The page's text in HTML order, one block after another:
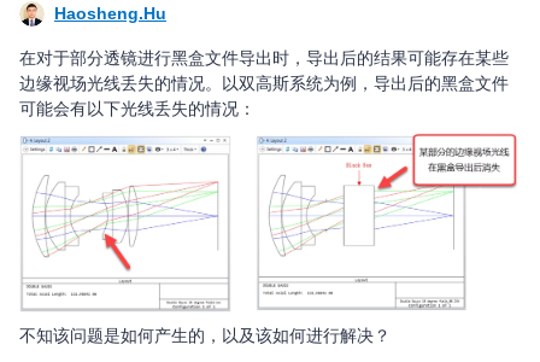
Haosheng.Hu
在对于部分透镜进行黑盒文件导出时，导出后的结果可能存在某些
边缘视场光线丢失的情况。以双高斯系统为例，导出后的黑盒文件
可能会有以下光线丢失的情况：
不知该问题是如何产生的，以及该如何进行解决？